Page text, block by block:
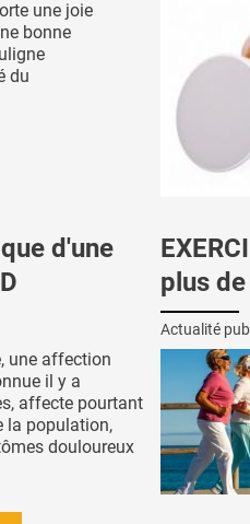
une joie
bonne
du
d'une
une affection
il y a
affecte pourtant
la population,
douloureux
plus
Actualité